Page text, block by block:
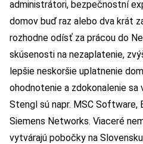
administrátori, bezpečnostní
domov buď raz alebo dva krát
rozhodne odísť za prácou do
skúsenosti na nezaplatenie,
lepšie neskoršie uplatnenie
ohodnotenie a zdokonalenie sa
Stengl sú napr. MSC Software,
Siemens Networks. Viaceré
vytvárajú pobočky na